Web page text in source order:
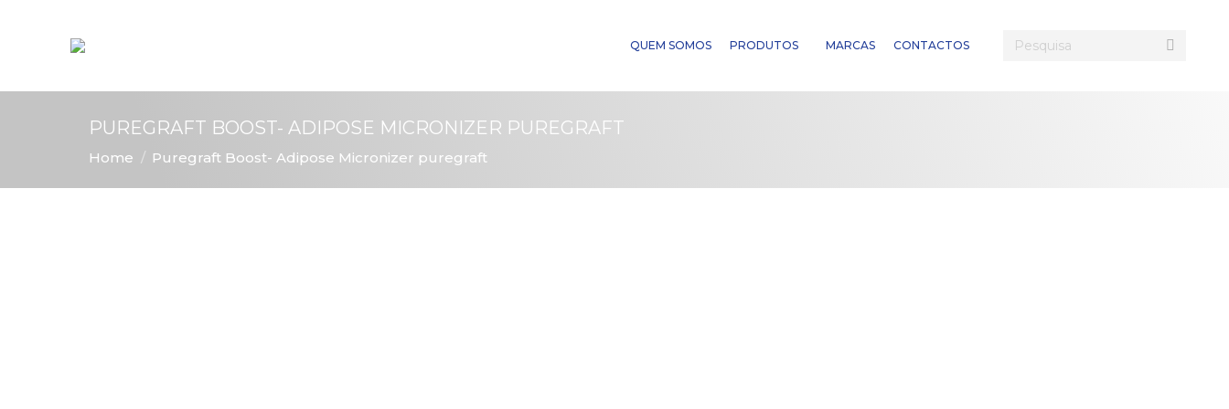
QUEM SOMOS PRODUTOS MARCAS CONTACTOS Search:
PUREGRAFT BOOST- ADIPOSE MICRONIZER PUREGRAFT
You are here:
Home Puregraft Boost- Adipose Micronizer puregraft